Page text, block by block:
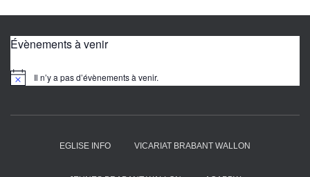
s
t
c
Évènements à venir
N
i
Il n’y a pas d’évènements à venir.
EGLISE INFO VICARIAT BRABANT WALLON